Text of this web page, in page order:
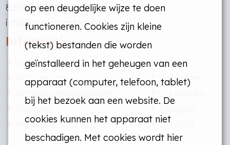
8501 PJ Joure
info@ovs-skarsterlan.nl
Informatie
Ledenoverzicht
Activiteiten
Statuten
Algemene voorwaarden
Nieuws
Verslagen
Contact
op een deugdelijke wijze te doen
functioneren. Cookies zijn kleine
(tekst) bestanden die worden
geïnstalleerd in het geheugen van een
apparaat (computer, telefoon, tablet)
bij het bezoek aan een website. De
cookies kunnen het apparaat niet
beschadigen. Met cookies wordt hier